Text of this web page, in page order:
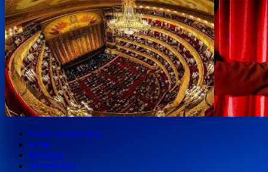
Главная страница
Кино
Культура
Литература